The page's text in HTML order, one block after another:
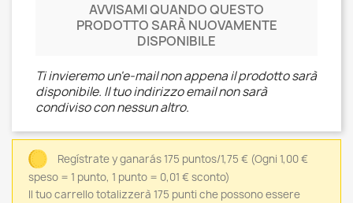
AVVISAMI QUANDO QUESTO
PRODOTTO SARÀ NUOVAMENTE
DISPONIBILE
Ti invieremo un'e-mail non appena il prodotto sarà
disponibile. Il tuo indirizzo email non sarà
condiviso con nessun altro.
Regístrate y ganarás 175 puntos/1,75 € (Ogni 1,00 €
speso = 1 punto, 1 punto = 0,01 € sconto)
Il tuo carrello totalizzerà 175 punti che possono essere